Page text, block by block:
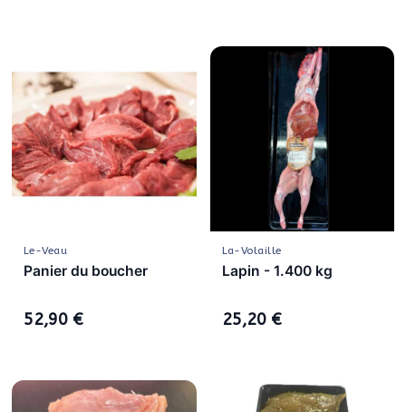
Le-Veau
Panier du boucher
52,90 €
La-Volaille
Lapin - 1.400 kg
25,20 €